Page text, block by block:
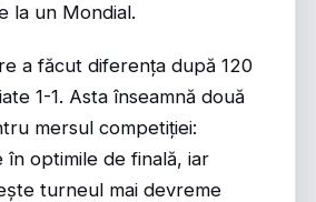
la un Mondial.
a făcut diferența după 120
1-1. Asta înseamnă două
mersul competiției:
în optimile de finală, iar
turneul mai devreme